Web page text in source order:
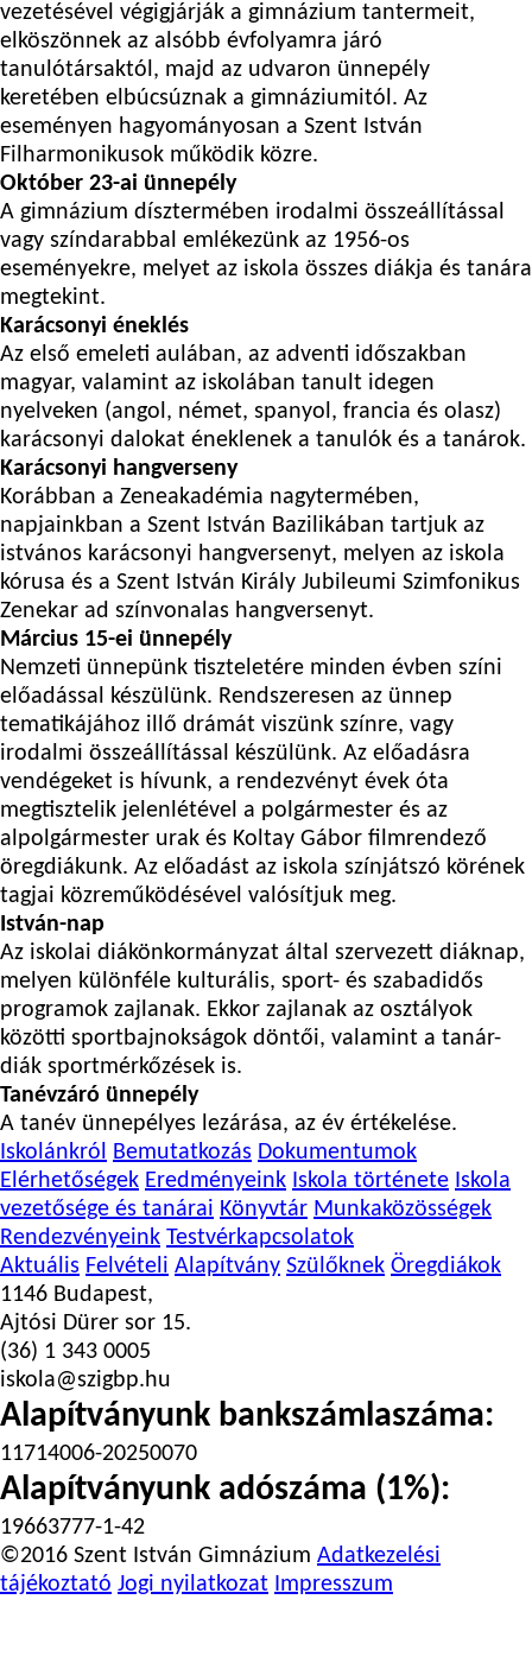
vezetésével végigjárják a gimnázium tantermeit,
elköszönnek az alsóbb évfolyamra járó
tanulótársaktól, majd az udvaron ünnepély
keretében elbúcsúznak a gimnáziumitól. Az
eseményen hagyományosan a Szent István
Filharmonikusok működik közre.
Október 23-ai ünnepély
A gimnázium dísztermében irodalmi összeállítással
vagy színdarabbal emlékezünk az 1956-os
eseményekre, melyet az iskola összes diákja és tanára
megtekint.
Karácsonyi éneklés
Az első emeleti aulában, az adventi időszakban
magyar, valamint az iskolában tanult idegen
nyelveken (angol, német, spanyol, francia és olasz)
karácsonyi dalokat éneklenek a tanulók és a tanárok.
Karácsonyi hangverseny
Korábban a Zeneakadémia nagytermében,
napjainkban a Szent István Bazilikában tartjuk az
istvános karácsonyi hangversenyt, melyen az iskola
kórusa és a Szent István Király Jubileumi Szimfonikus
Zenekar ad színvonalas hangversenyt.
Március 15-ei ünnepély
Nemzeti ünnepünk tiszteletére minden évben színi
előadással készülünk. Rendszeresen az ünnep
tematikájához illő drámát viszünk színre, vagy
irodalmi összeállítással készülünk. Az előadásra
vendégeket is hívunk, a rendezvényt évek óta
megtisztelik jelenlétével a polgármester és az
alpolgármester urak és Koltay Gábor filmrendező
öregdiákunk. Az előadást az iskola színjátszó körének
tagjai közreműködésével valósítjuk meg.
István-nap
Az iskolai diákönkormányzat által szervezett diáknap,
melyen különféle kulturális, sport- és szabadidős
programok zajlanak. Ekkor zajlanak az osztályok
közötti sportbajnokságok döntői, valamint a tanár-
diák sportmérkőzések is.
Tanévzáró ünnepély
A tanév ünnepélyes lezárása, az év értékelése.
Iskolánkról Bemutatkozás Dokumentumok
Elérhetőségek Eredményeink Iskola története Iskola
vezetősége és tanárai Könyvtár Munkaközösségek
Rendezvényeink Testvérkapcsolatok
Aktuális Felvételi Alapítvány Szülőknek Öregdiákok
1146 Budapest,
Ajtósi Dürer sor 15.
(36) 1 343 0005
iskola@szigbp.hu
Alapítványunk bankszámlaszáma:
11714006-20250070
Alapítványunk adószáma (1%):
19663777-1-42
©2016 Szent István Gimnázium Adatkezelési
tájékoztató Jogi nyilatkozat Impresszum